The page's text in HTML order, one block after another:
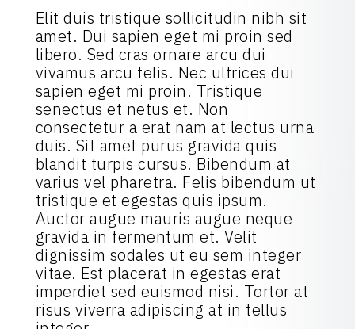
Elit duis tristique sollicitudin nibh sit
amet. Dui sapien eget mi proin sed
libero. Sed cras ornare arcu dui
vivamus arcu felis. Nec ultrices dui
sapien eget mi proin. Tristique
senectus et netus et. Non
consectetur a erat nam at lectus urna
duis. Sit amet purus gravida quis
blandit turpis cursus. Bibendum at
varius vel pharetra. Felis bibendum ut
tristique et egestas quis ipsum.
Auctor augue mauris augue neque
gravida in fermentum et. Velit
dignissim sodales ut eu sem integer
vitae. Est placerat in egestas erat
imperdiet sed euismod nisi. Tortor at
risus viverra adipiscing at in tellus